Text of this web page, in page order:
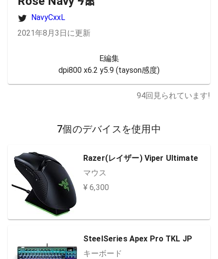
NavyCxxL
2021年8月3日に更新
E編集
dpi800 x6.2 y5.9 (tayson感度)
94回見られています!
7個のデバイスを使用中
Razer(レイザー) Viper Ultimate
マウス
¥ 6,300
SteelSeries Apex Pro TKL JP
キーボード